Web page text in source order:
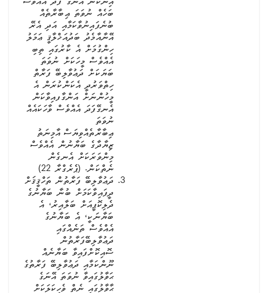
ބަހެއް ނުވަތަ ޢިބާރާތެއް
ބުނެފައިނުވާކަމާއި އަދި އެރޭ
އޭނާއާމެދު ބަދުއަޚްލާޤީ ޢަމަލު
ހިންގުމަށް އެ ކާރުގައި ތިބި
އެއްވެސް މީހަކަށް ނުވަތަ
ބަޔަކަށް ދަޢުވާލިބޭ ފަރާތް
ހިތްވަރުދީ އެކަންކުރަން އެ
މީހުންނަށް އަންގާފއިވާކަން
އެނގޭފަދަ އެއްވެސް ވާހަކައެއް
ނުވަތަ
ޢިބާރާތެއްވިޔަސް އާމިނަތު
ޒިޔާދާގެ ބަޔާނުން އެއްވެސް
މިންވަރަކަށް އެނގެން
ނެތްކަން. (ޕެރެގްރާ 22)
ދަޢުވާލިބޭ ފަރާތުން ތަހްޤީޤަށް
ދީފައިވާކަމަށް ބުނާ ބަޔާނުގެ
ދެލިކޮޕީއަށް ބަލާއިރު، އެ
ބަޔާނަކީ، އެ ބަޔާނުގެ
އެއްވެސް ތަނެއްގައި
ދަޢުވާލިބޭފަރާތުން
ސޮއިކޮށްފައިވާ ބަޔާނެއް
ނޫންކަމާއި ދަޢުވާލިބޭ ފަރާތުގެ
ޙަވާލުގައިވާ ނުވަތަ އޭނަގެ
ޙާވާލުގައި ނެތް ވެހިކަލަކަށް